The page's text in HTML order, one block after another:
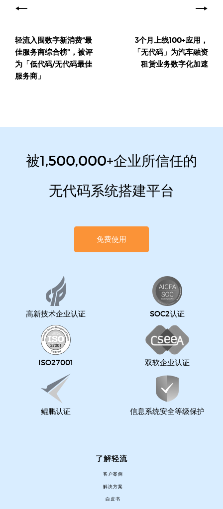
章
导
航轻流入围数字新消费“最
佳服务商综合榜”，被评
为「低代码/无代码最佳
服务商」
3个月上线100+应用，
「无代码」为汽车融资
租赁业务数字化加速
被1,500,000+企业所信任的
无代码系统搭建平台
免费使用
高新技术企业认证 SOC2认证
ISO27001 双软企业认证
鲲鹏认证 信息系统安全等级保护
了解轻流
客户案例
解决方案
白皮书